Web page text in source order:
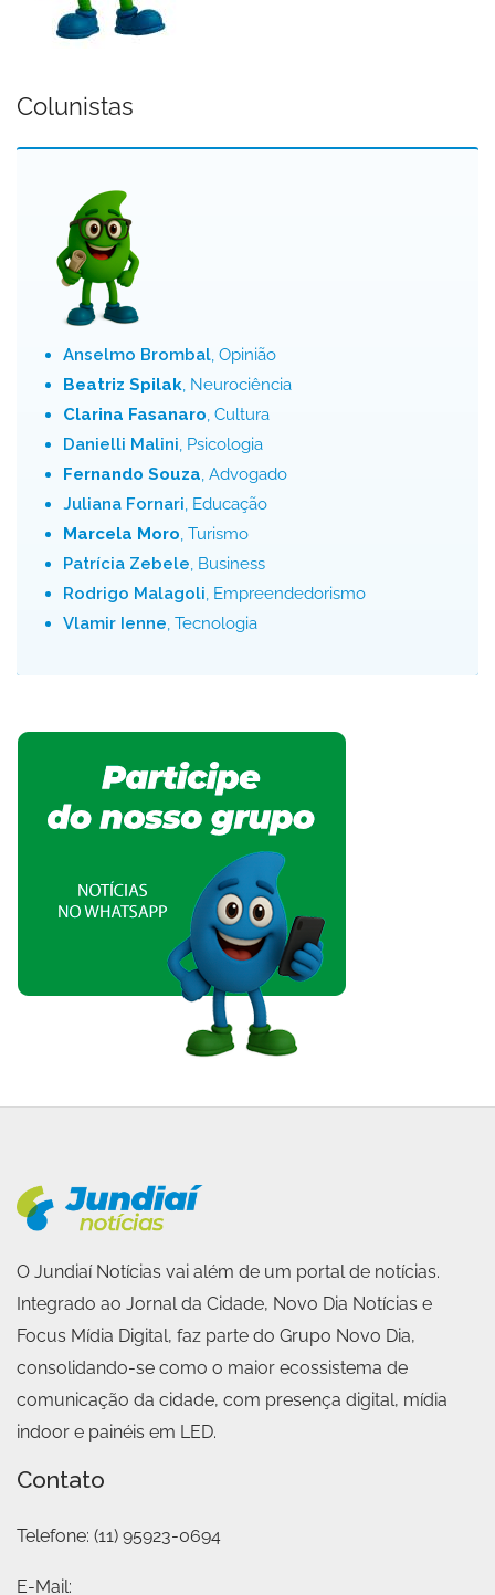
Colunistas
Anselmo Brombal, Opinião
Beatriz Spilak, Neurociência
Clarina Fasanaro, Cultura
Danielli Malini, Psicologia
Fernando Souza, Advogado
Juliana Fornari, Educação
Marcela Moro, Turismo
Patrícia Zebele, Business
Rodrigo Malagoli, Empreendedorismo
Vlamir Ienne, Tecnologia
O Jundiaí Notícias vai além de um portal de notícias.
Integrado ao Jornal da Cidade, Novo Dia Notícias e
Focus Mídia Digital, faz parte do Grupo Novo Dia,
consolidando-se como o maior ecossistema de
comunicação da cidade, com presença digital, mídia
indoor e painéis em LED.
Contato
Telefone: (11) 95923-0694
E-Mail: